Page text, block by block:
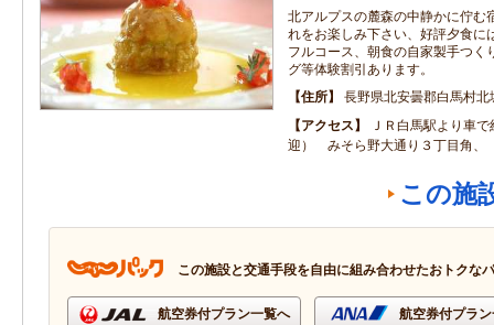
北アルプスの麓森の中静かに佇む
れをお楽しみ下さい、好評夕食に
フルコース、朝食の自家製手つく
グ等体験割引あります。
住所
長野県北安曇郡白馬村
アクセス
ＪＲ白馬駅より車
迎） みそら野大通り３丁目角、
この施
この施設と交通手段を自由に組み合わせたおトクな
航空券付プラン一覧へ 航空券付プラ